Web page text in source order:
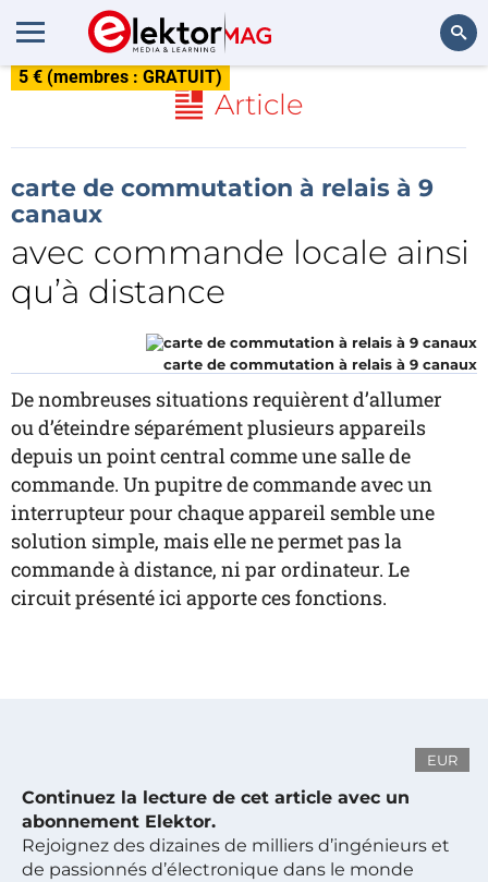
5 € (membres : GRATUIT)
Article
carte de commutation à relais à 9
canaux
avec commande locale ainsi
qu’à distance
carte de commutation à relais à 9 canaux
De nombreuses situations requièrent d’allumer
ou d’éteindre séparément plusieurs appareils
depuis un point central comme une salle de
commande. Un pupitre de commande avec un
interrupteur pour chaque appareil semble une
solution simple, mais elle ne permet pas la
commande à distance, ni par ordinateur. Le
circuit présenté ici apporte ces fonctions.
EUR
Continuez la lecture de cet article avec un
abonnement Elektor.
Rejoignez des dizaines de milliers d’ingénieurs et
de passionnés d’électronique dans le monde